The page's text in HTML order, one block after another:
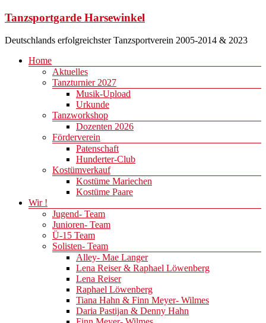
Zum
springen
Tanzsportgarde Harsewinkel
Deutschlands erfolgreichster Tanzsportverein 2005-2014 & 2023
Menü
Home
Aktuelles
Tanzturnier 2027
Musik-Upload
Urkunde
Tanzworkshop
Dozenten 2026
Förderverein
Patenschaft
Hunderter-Club
Kostümverkauf
Kostüme Mariechen
Kostüme Paare
Wir !
Jugend- Team
Junioren- Team
Ü-15 Team
Solisten- Team
Alley- Mae Langer
Lena Reiser & Raphael Löwenberg
Lena Reiser
Raphael Löwenberg
Tiana Hahn & Finn Meyer- Wilmes
Daria Pastijan & Denny Hahn